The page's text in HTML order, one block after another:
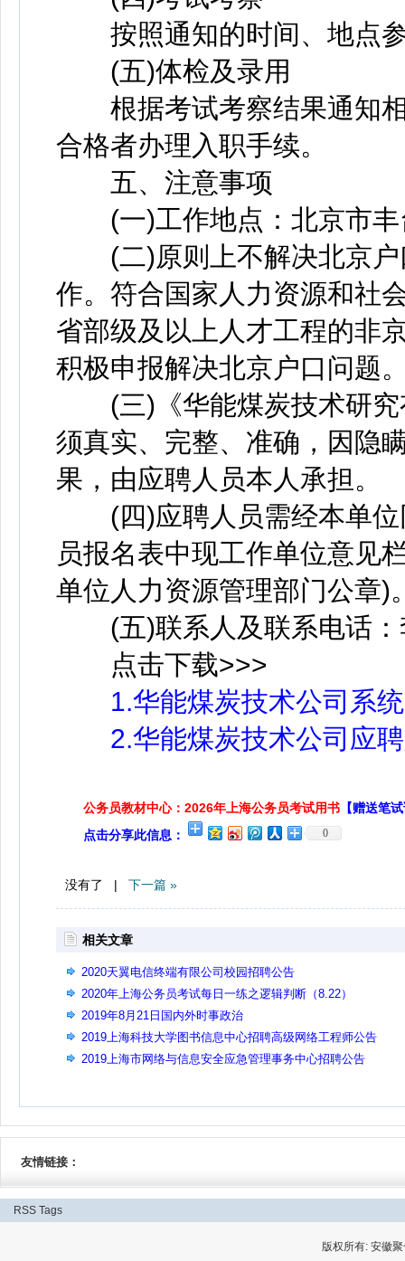
按照通知的时间、地点参
(五)体检及录用
根据考试考察结果通知相
合格者办理入职手续。
五、注意事项
(一)工作地点：北京市丰
(二)原则上不解决北京户
作。符合国家人力资源和社
省部级及以上人才工程的非
积极申报解决北京户口问题
(三)《华能煤炭技术研究
须真实、完整、准确，因隐
果，由应聘人员本人承担。
(四)应聘人员需经本单位
员报名表中现工作单位意见
单位人力资源管理部门公章)
(五)联系人及联系电话：
点击下载>>>
1.华能煤炭技术公司系
2.华能煤炭技术公司应
公务员教材中心：2026年上海公务员考试用书 【赠送笔
点击分享此信息：
0
没有了 | 下一篇 »
相关文章
2020天翼电信终端有限公司校园招聘公告
2020年上海公务员考试每日一练之逻辑判断（8.22）
2019年8月21日国内外时事政治
2019上海科技大学图书信息中心招聘高级网络工程师公告
2019上海市网络与信息安全应急管理事务中心招聘公告
友情链接：
RSS Tags
版权所有: 安徽